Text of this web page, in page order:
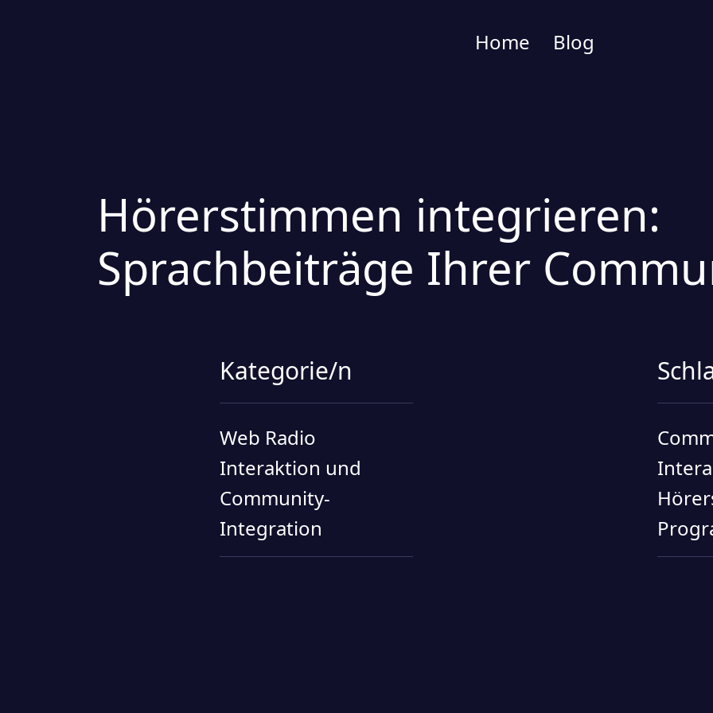
Home Blog
Hörerstimmen integrieren:
Sprachbeiträge Ihrer
Kategorie/n
Web Radio
Interaktion und
Community-
Integration